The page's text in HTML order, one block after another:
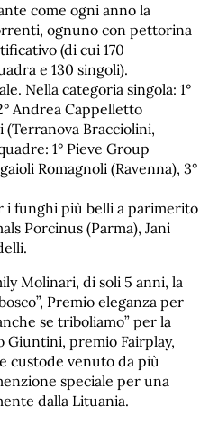
come ogni anno la
ognuno con pettorina
(di cui 170
e 130 singoli).
Nella categoria singola: 1°
Andrea Cappelletto
Bracciolini,
1° Pieve Group
Romagnoli (Ravenna), 3°
i funghi più belli a parimerito
Porcinus (Parma), Jani
Molinari, di soli 5 anni, la
Premio eleganza per
se triboliamo” per la
Giuntini, premio Fairplay,
custode venuto da più
speciale per una
dalla Lituania.